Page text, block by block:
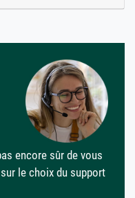
encore sûr de vous
le choix du support